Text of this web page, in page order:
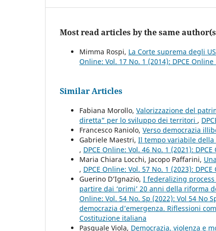
Most read articles by the same
Mimma Rospi, La Corte suprema degli
Online: Vol. 17 No. 1 (2014): DPCE
Similar Articles
Fabiana Morollo, Valorizzazione del
diretta” per lo sviluppo dei territori ,
Francesco Raniolo, Verso democrazia
Gabriele Maestri, Il tempo variabile
, DPCE Online: Vol. 46 No. 1 (2021):
Maria Chiara Locchi, Jacopo Paffarini,
, DPCE Online: Vol. 57 No. 1 (2023):
Guerino D’Ignazio, I federalizing process
partire dai ‘primi’ 20 anni della riforma
Online: Vol. 54 No. Sp (2022): Vol 54 No
democrazia d’emergenza. Riflessioni
Costituzione italiana
Pasquale Viola, Democrazia, violenza e